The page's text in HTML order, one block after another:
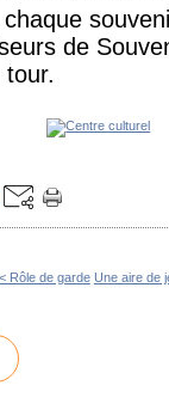
de
Rôle de garde Une aire de